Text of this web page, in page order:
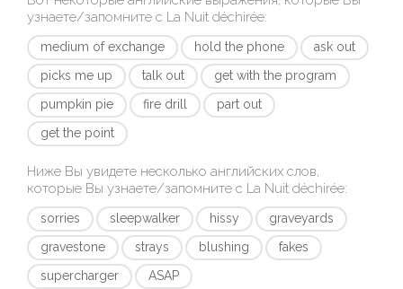
узнаете/запомните с La Nuit déchirée:
medium of exchange hold the phone
ask out
picks me up
talk out
get with the program
pumpkin pie
fire drill
part out
get the point
Ниже Вы увидете несколько английских слов,
которые Вы узнаете/запомните с La Nuit déchirée:
sorries sleepwalker hissy
graveyards
gravestone
strays blushing
fakes
supercharger
ASAP